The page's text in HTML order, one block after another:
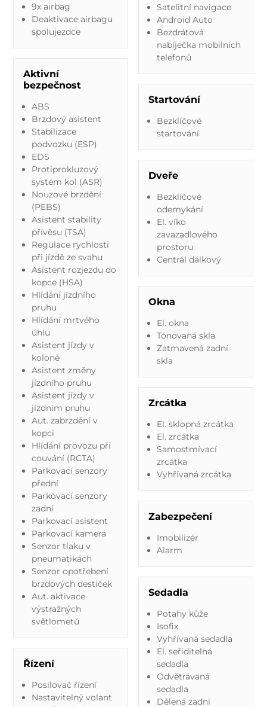
9x airbag
Deaktivace airbagu
spolujezdce
Aktivní
bezpečnost
ABS
Brzdový asistent
Stabilizace
podvozku (ESP)
EDS
Protiprokluzový
systém kol (ASR)
Nouzové brzdění
(PEBS)
Asistent stability
přívěsu (TSA)
Regulace rychlosti
při jízdě ze svahu
Asistent rozjezdu do
kopce (HSA)
Hlídání jízdního
pruhu
Hlídání mrtvého
úhlu
Asistent jízdy v
koloně
Asistent změny
jízdního pruhu
Asistent jízdy v
jízdním pruhu
Aut. zabrzdění v
kopci
Hlídání provozu při
couvání (RCTA)
Parkovací senzory
přední
Parkovací senzory
zadní
Parkovací asistent
Parkovací kamera
Senzor tlaku v
pneumatikách
Senzor opotřebení
brzdových destiček
Aut. aktivace
výstražných
světlometů
Řízení
Posilovač řízení
Nastavitelný volant
Satelitní navigace
Android Auto
Bezdrátová
nabíječka mobilních
telefonů
Startování
Bezklíčové
startování
Dveře
Bezklíčové
odemykání
El. víko
zavazadlového
prostoru
Centrál dálkový
Okna
El. okna
Tónovaná skla
Zatmavená zadní
skla
Zrcátka
El. sklopná zrcátka
El. zrcátka
Samostmívací
zrcátka
Vyhřívaná zrcátka
Zabezpečení
Imobilizér
Alarm
Sedadla
Potahy kůže
Isofix
Vyhřívaná sedadla
El. seřiditelná
sedadla
Odvětrávaná
sedadla
Dělená zadní